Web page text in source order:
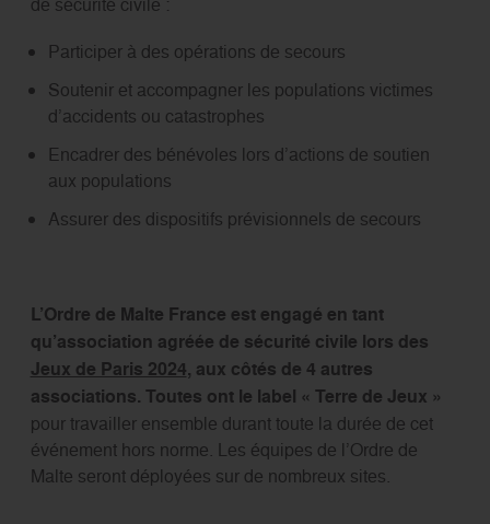
Participer à des opérations de secours
Soutenir et accompagner les populations victimes
d’accidents ou catastrophes
Encadrer des bénévoles lors d’actions de soutien
aux populations
Assurer des dispositifs prévisionnels de secours
L’Ordre de Malte France est engagé en tant
qu’association agréée de sécurité civile lors des
Jeux de Paris 2024, aux côtés de 4 autres
associations. Toutes ont le label « Terre de Jeux »
pour travailler ensemble durant toute la durée de cet
événement hors norme. Les équipes de l’Ordre de
Malte seront déployées sur de nombreux sites.